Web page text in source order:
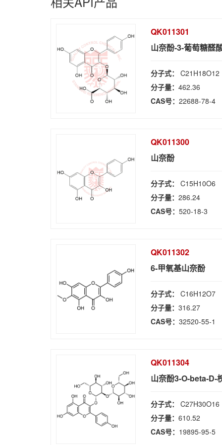
QK011301
山奈酚-3-葡萄糖醛
分子式：C21H18O12
分子量：462.36
CAS号：22688-78-4
QK011300
山奈酚
分子式：C15H10O6
分子量：286.24
CAS号：520-18-3
QK011302
6-甲氧基山奈酚
分子式：C16H12O7
分子量：316.27
CAS号：32520-55-1
QK011304
山奈酚3-O-beta-D-
分子式：C27H30O16
分子量：610.52
CAS号： 19895-95-5